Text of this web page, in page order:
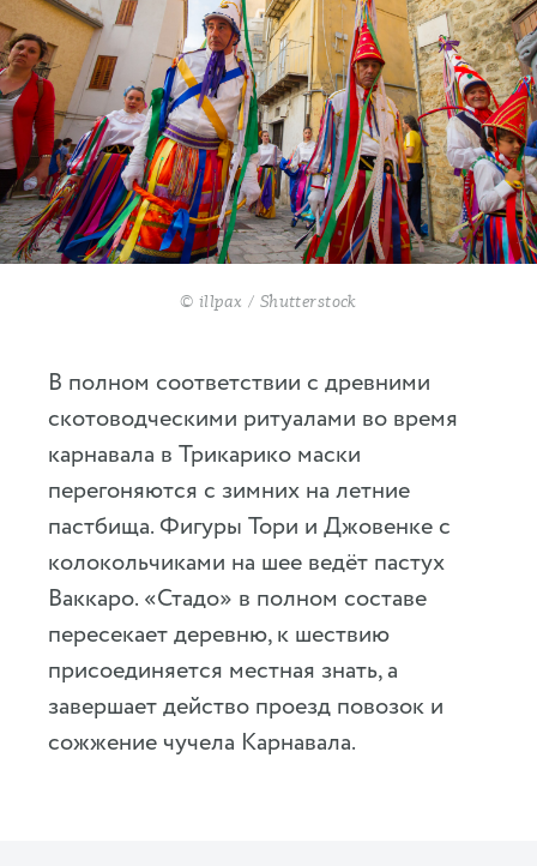
© illpax / Shutterstock
В полном соответствии с древними
скотоводческими ритуалами во время
карнавала в Трикарико маски
перегоняются с зимних на летние
пастбища. Фигуры Тори и Джовенке с
колокольчиками на шее ведёт пастух
Ваккаро. «Стадо» в полном составе
пересекает деревню, к шествию
присоединяется местная знать, а
завершает действо проезд повозок и
сожжение чучела Карнавала.